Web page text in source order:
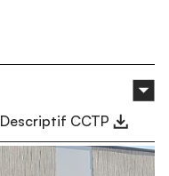
Descriptif CCTP